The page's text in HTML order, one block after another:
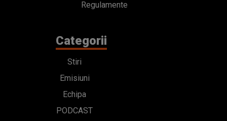
Regulamente
Categorii
Stiri
Emisiuni
Echipa
PODCAST